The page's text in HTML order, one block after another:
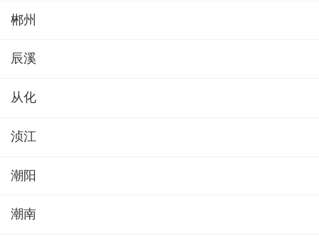
郴州
辰溪
从化
浈江
潮阳
潮南